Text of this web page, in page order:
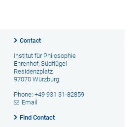
Contact
Institut für Philosophie
Ehrenhof, Südflügel
Residenzplatz
97070 Würzburg
Phone: +49 931 31-82859
Email
Find Contact